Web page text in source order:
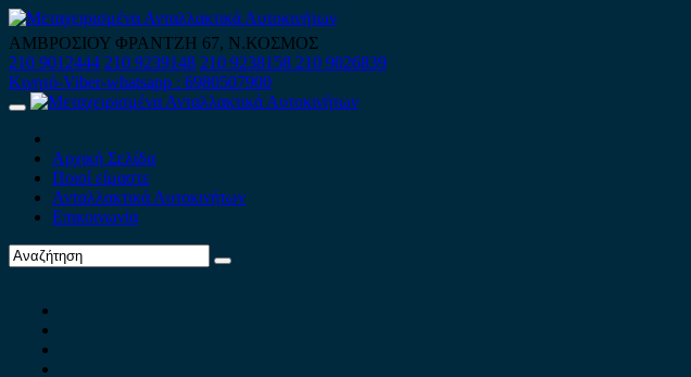
Skip
to
content
ΑΜΒΡΟΣΙΟΥ ΦΡΑΝΤΖΗ 67, Ν.ΚΟΣΜΟΣ
210 9012444 210 9239148 210 9238158 210 9026839
Κινητό-Viber-whatsapp : 6980507900
Primary
Αρχική Σελίδα
Ποιοί είμαστε
Ανταλλακτικά Αυτοκινήτων
Επικοινωνία